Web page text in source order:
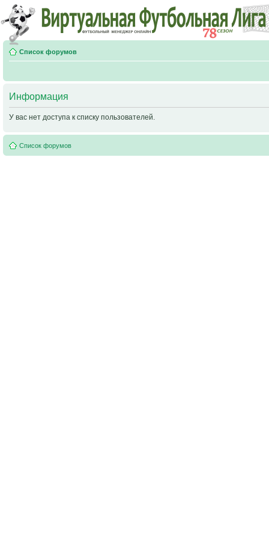
Список форумов
Информация
У вас нет доступа к списку пользователей.
Список форумов